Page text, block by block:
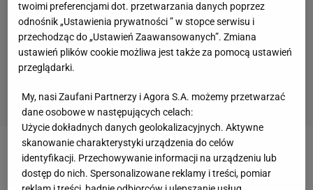
Zobacz wideoKosecki: Nie było słabego punktu w
meczu ze Szwecją!
twoimi preferencjami dot. przetwarzania danych poprzez
odnośnik „Ustawienia prywatności ” w stopce serwisu i
przechodząc do „Ustawień Zaawansowanych”. Zmiana
ustawień plików cookie możliwa jest także za pomocą ustawień
przeglądarki.
My, nasi Zaufani Partnerzy i Agora S.A. możemy przetwarzać
dane osobowe w następujących celach:
Użycie dokładnych danych geolokalizacyjnych. Aktywne
skanowanie charakterystyki urządzenia do celów
identyfikacji. Przechowywanie informacji na urządzeniu lub
dostęp do nich. Spersonalizowane reklamy i treści, pomiar